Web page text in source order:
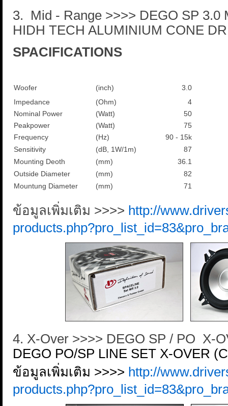
3. Mid - Range >>>> DEGO SP 3.0
HIDH TECH ALUMINIUM CONE
SPACIFICATIONS
Woofer (inch)
3.0
Impedance
(Ohm)
4
Nominal Power
(Watt)
50
Peakpower
(Watt)
75
Frequency
(Hz)
90 - 15k
Sensitivity
(dB, 1W/1m)
87
Mounting Deoth
(mm)
36.1
Outside Diameter
(mm)
82
Mountung Diameter
(mm) 71
ข้อมูลเพิ่มเติม >>>> http://
4. X-Over >>>> DEGO SP / PO X-
DEGO PO/SP LINE SET X-OVER
ข้อมูลเพิ่มเติม >>>> http://